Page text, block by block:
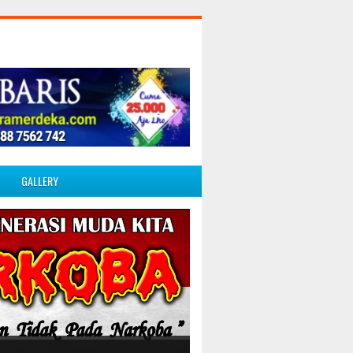
GALLERY